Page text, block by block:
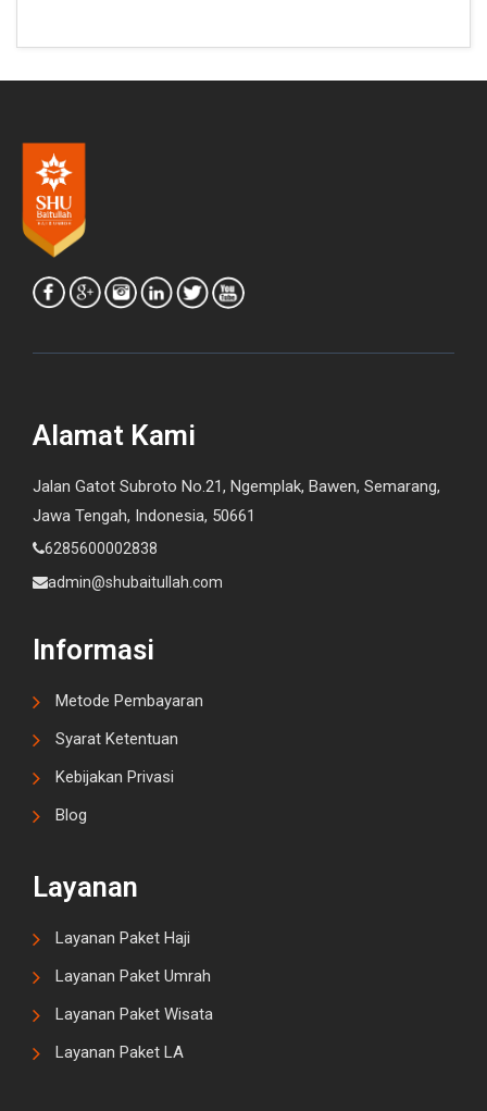
Alamat Kami
Jalan Gatot Subroto No.21, Ngemplak, Bawen, Semarang,
Jawa Tengah, Indonesia, 50661
6285600002838
admin@shubaitullah.com
Informasi
Metode Pembayaran
Syarat Ketentuan
Kebijakan Privasi
Blog
Layanan
Layanan Paket Haji
Layanan Paket Umrah
Layanan Paket Wisata
Layanan Paket LA